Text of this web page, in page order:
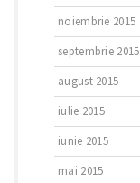
noiembrie 2015
septembrie 2015
august 2015
iulie 2015
iunie 2015
mai 2015